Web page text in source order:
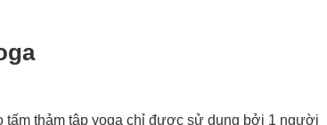
tấm thảm tập yoga chỉ được sử dụng bởi 1 người